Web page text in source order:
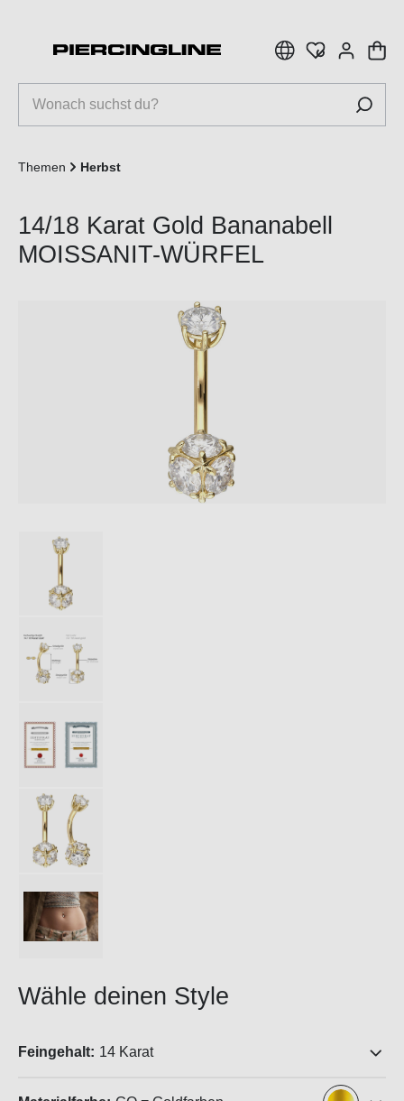
Themen Herbst
14/18 Karat Gold Bananabell
MOISSANIT-WÜRFEL
Wähle deinen Style
Feingehalt: 14 Karat